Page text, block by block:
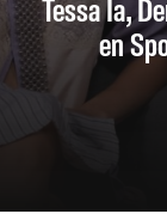
Tessa Ia,
en